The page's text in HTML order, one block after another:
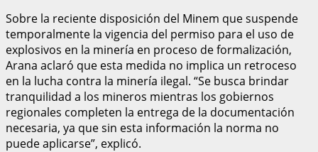
Sobre la reciente disposición del Minem que suspende
temporalmente la vigencia del permiso para el uso de
explosivos en la minería en proceso de formalización,
Arana aclaró que esta medida no implica un retroceso
en la lucha contra la minería ilegal. “Se busca brindar
tranquilidad a los mineros mientras los gobiernos
regionales completen la entrega de la documentación
necesaria, ya que sin esta información la norma no
puede aplicarse”, explicó.